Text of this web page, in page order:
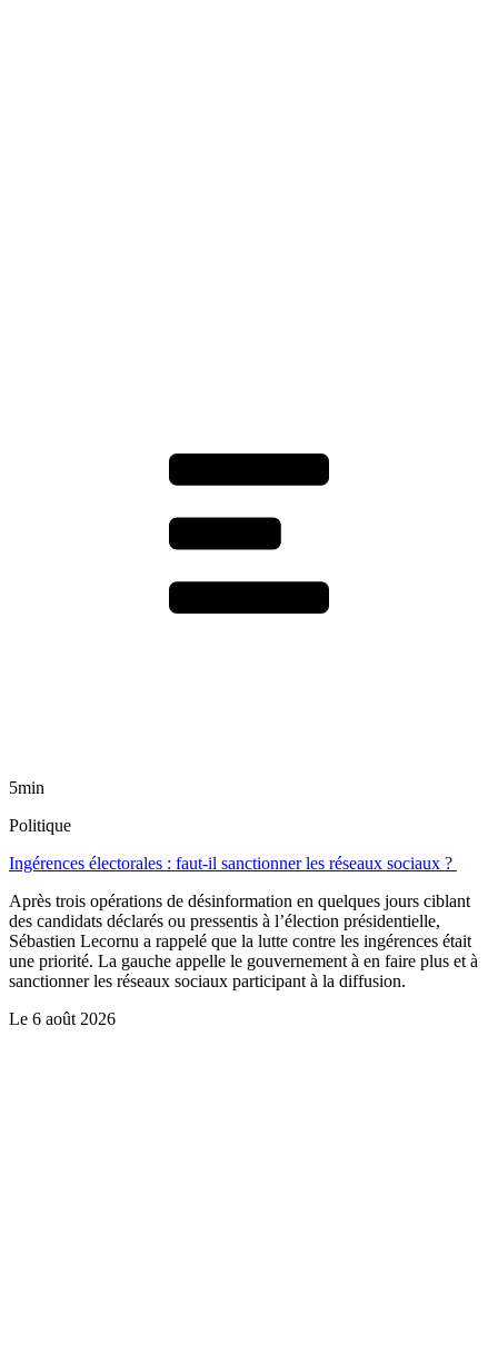
5min
Politique
Ingérences électorales : faut-il sanctionner les réseaux sociaux ?
Après trois opérations de désinformation en quelques jours ciblant
des candidats déclarés ou pressentis à l’élection présidentielle,
Sébastien Lecornu a rappelé que la lutte contre les ingérences était
une priorité. La gauche appelle le gouvernement à en faire plus et à
sanctionner les réseaux sociaux participant à la diffusion.
Le 6 août 2026